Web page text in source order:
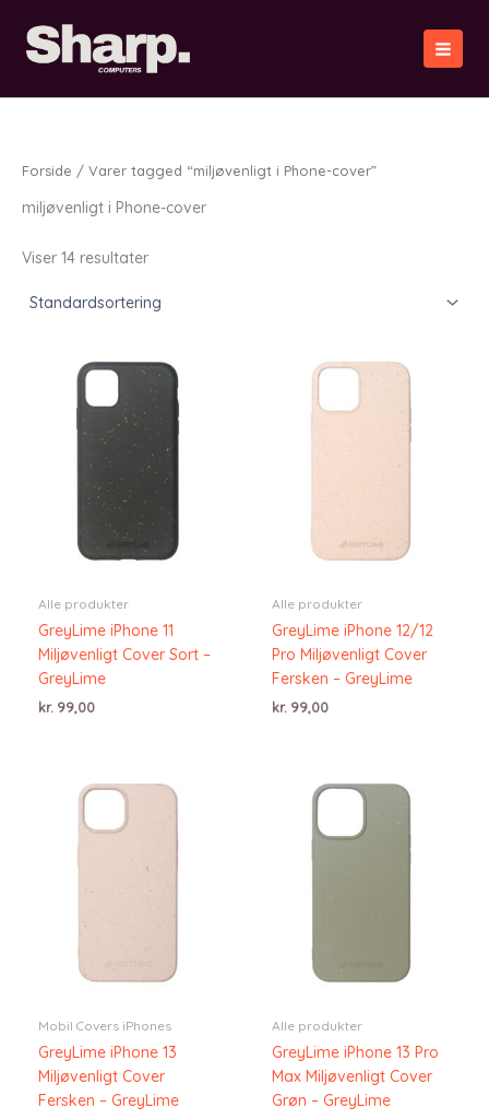
indholdet
Forside / Varer tagged “miljøvenligt i Phone-cover”
miljøvenligt i Phone-cover
Viser 14 resultater
Alle produkter
GreyLime iPhone 11
Miljøvenligt Cover Sort –
GreyLime
kr. 99,00
Alle produkter
GreyLime iPhone 12/12
Pro Miljøvenligt Cover
Fersken – GreyLime
kr. 99,00
Mobil Covers iPhones
GreyLime iPhone 13
Miljøvenligt Cover
Fersken – GreyLime
Alle produkter
GreyLime iPhone 13 Pro
Max Miljøvenligt Cover
Grøn – GreyLime